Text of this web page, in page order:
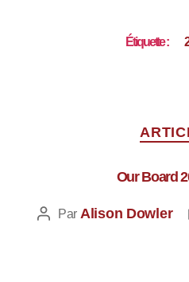
Étiquette :
Our Board
Par Alison Dowler